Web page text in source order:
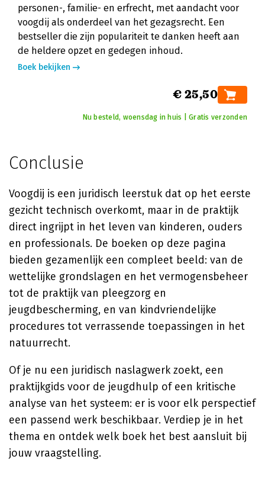
personen-, familie- en erfrecht, met aandacht voor
voogdij als onderdeel van het gezagsrecht. Een
bestseller die zijn populariteit te danken heeft aan
de heldere opzet en gedegen inhoud.
Boek bekijken
€ 25,50
Nu besteld, woensdag in huis | Gratis verzonden
Conclusie
Voogdij is een juridisch leerstuk dat op het eerste
gezicht technisch overkomt, maar in de praktijk
direct ingrijpt in het leven van kinderen, ouders
en professionals. De boeken op deze pagina
bieden gezamenlijk een compleet beeld: van de
wettelijke grondslagen en het vermogensbeheer
tot de praktijk van pleegzorg en
jeugdbescherming, en van kindvriendelijke
procedures tot verrassende toepassingen in het
natuurrecht.
Of je nu een juridisch naslagwerk zoekt, een
praktijkgids voor de jeugdhulp of een kritische
analyse van het systeem: er is voor elk perspectief
een passend werk beschikbaar. Verdiep je in het
thema en ontdek welk boek het best aansluit bij
jouw vraagstelling.